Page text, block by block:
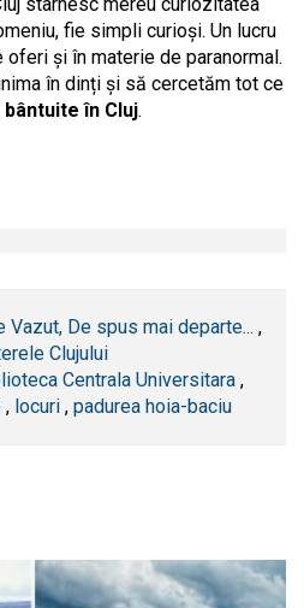
stârnesc mereu curiozitatea
fie simpli curioși. Un lucru
oferi și în materie de paranormal.
în dinți și să cercetăm tot ce
bântuite în Cluj.
Vazut, De spus mai departe... ,
Clujului
Centrala Universitara ,
, locuri , padurea hoia-baciu